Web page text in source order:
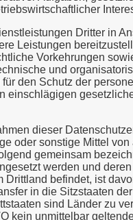
Dritter in
Leistungen
Vorkehrungen
und
den Schutz der
einschlägigen
dieser
oder sonstige Mittel von
gemeinsam
werden und
Drittland befindet, ist
in die Sitzstaaten
sind Länder zu
kein unmittelbar